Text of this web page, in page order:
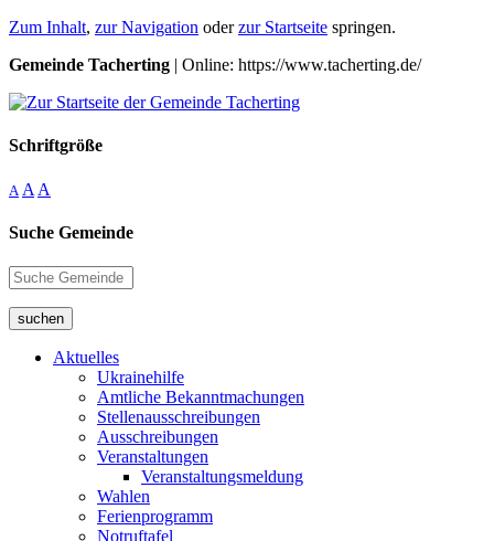
Zum Inhalt, zur Navigation oderzur Startseite springen.
Gemeinde Tacherting | Online: https://www.tacherting.de/
Schriftgröße
A A A
Suche Gemeinde
suchen
Aktuelles
Ukrainehilfe
Amtliche Bekanntmachungen
Stellenausschreibungen
Ausschreibungen
Veranstaltungen
Veranstaltungsmeldung
Wahlen
Ferienprogramm
Notruftafel